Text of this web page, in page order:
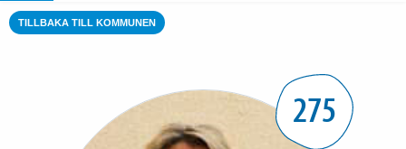
TILLBAKA TILL KOMMUNEN
275